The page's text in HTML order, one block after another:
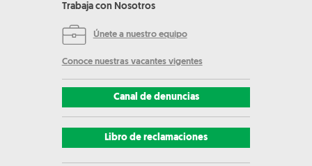
Trabaja con Nosotros
Únete a nuestro equipo
Conoce nuestras vacantes vigentes
Canal de denuncias
Libro de reclamaciones